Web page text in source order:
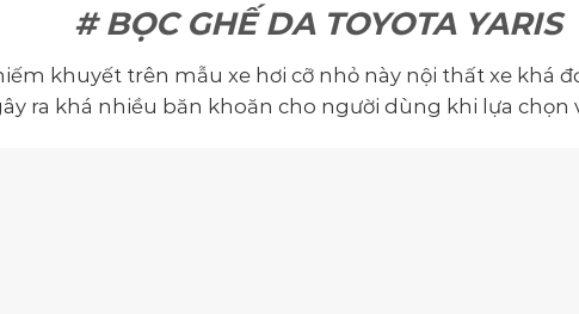
# BỌC GHẾ DA TOYOTA YARIS
khuyết trên mẫu xe hơi cỡ nhỏ này nội thất xe khá
ra khá nhiều băn khoăn cho người dùng khi lựa chọn